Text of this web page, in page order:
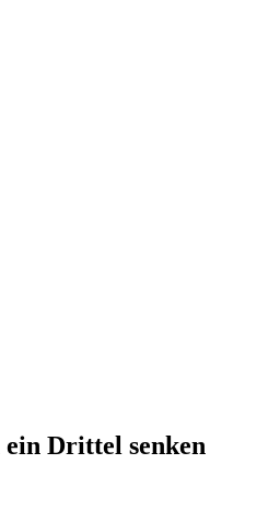
Drittel senken